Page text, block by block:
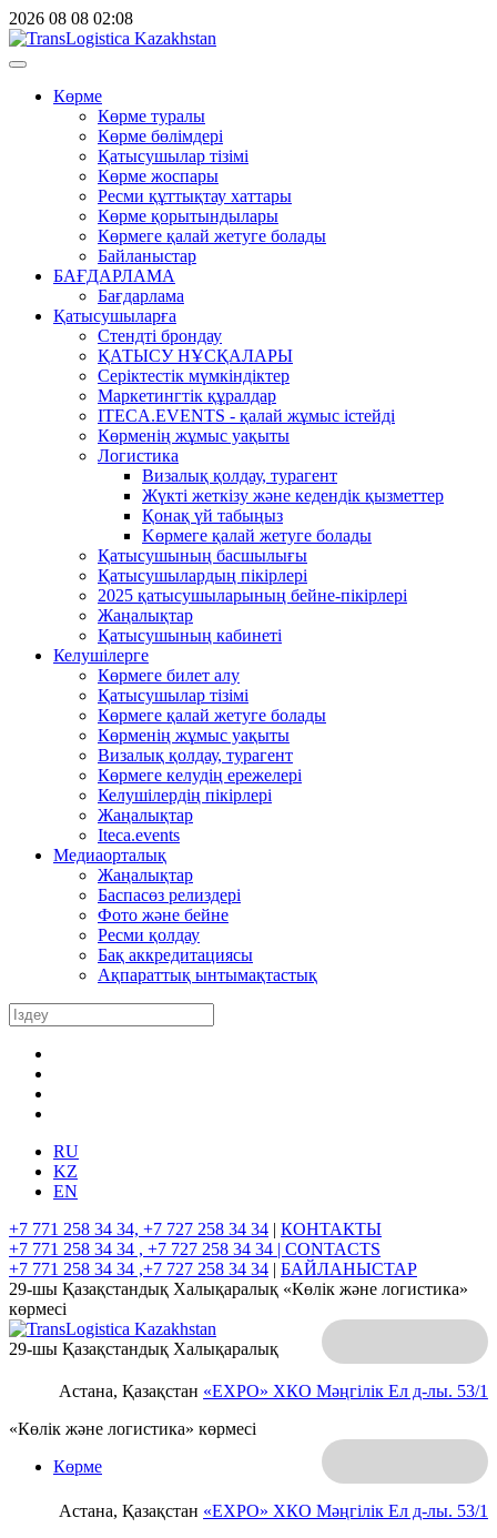
2026 08 08 02:08
Көрме
Көрме туралы
Көрме бөлімдері
Қатысушылар тізімі
Көрме жоспары
Ресми құттықтау хаттары
Көрме қорытындылары
Көрмеге қалай жетуге болады
Байланыстар
БАҒДАРЛАМА
Бағдарлама
Қатысушыларға
Стендті брондау
ҚАТЫСУ НҰСҚАЛАРЫ
Серіктестік мүмкіндіктер
Маркетингтік құралдар
ITECA.EVENTS - қалай жұмыс істейді
Көрменің жұмыс уақыты
Логистика
Визалық қолдау, турагент
Жүкті жеткізу және кедендік қызметтер
Қонақ үй табыңыз
Kөрмеге қалай жетуге болады
Қатысушының басшылығы
Қатысушылардың пікірлері
2025 қатысушыларының бейне-пікірлері
Жаңалықтар
Қатысушының кабинеті
Келушілерге
Көрмеге билет алу
Қатысушылар тізімі
Көрмеге қалай жетуге болады
Көрменің жұмыс уақыты
Визалық қолдау, турагент
Көрмеге келудің ережелері
Келушілердің пікірлері
Жаңалықтар
Iteca.events
Медиаорталық
Жаңалықтар
Баспасөз релиздері
Фото және бейне
Ресми қолдау
Бақ аккредитациясы
Ақпараттық ынтымақтастық
RU
KZ
EN
+7 771 258 34 34, +7 727 258 34 34 | КОНТАКТЫ
+7 771 258 34 34 , +7 727 258 34 34 | CONTACTS
+7 771 258 34 34 ,+7 727 258 34 34 | БАЙЛАНЫСТАР
29-шы Қазақстандық Халықаралық «Көлік және логистика»
көрмесі
Астана, Қазақстан «EXPO» ХКО Мәңгілік Ел д-лы. 53/1
29-шы Қазақстандық Халықаралық
«Көлік және логистика» көрмесі
Астана, Қазақстан «EXPO» ХКО Мәңгілік Ел д-лы. 53/1
Көрме